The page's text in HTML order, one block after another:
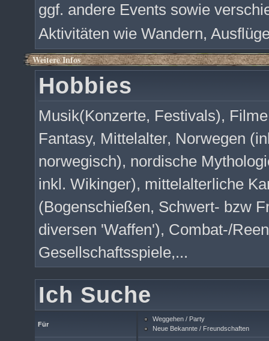
ggf. andere Events sowie
Aktivitäten wie Wandern,
Weitere Infos
Hobbies
Musik(Konzerte, Festivals),
Fantasy, Mittelalter, Norwegen
norwegisch), nordische
inkl. Wikinger), mittelalterliche
(Bogenschießen, Schwert- bzw
diversen 'Waffen'), Combat-/
Gesellschaftsspiele,...
Ich Suche
Für
Weggehen / Party
Neue Bekannte / Freundschaften